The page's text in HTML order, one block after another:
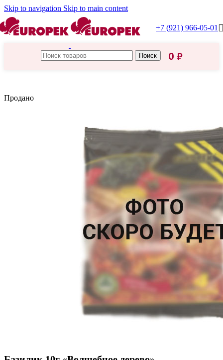
Skip to navigation Skip to main content
+7 (921) 966-05-01
Поиск 0 ₽
Продано